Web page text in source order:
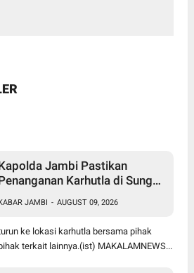
Jambi Pastikan
Karhutla di Sungai
Polri dan BPBD Diperkuat
JAMBI - AUGUST 09, 2026
ke lokasi karhutla bersama pihak
terkait lainnya.(ist) MAKALAMNEWS...